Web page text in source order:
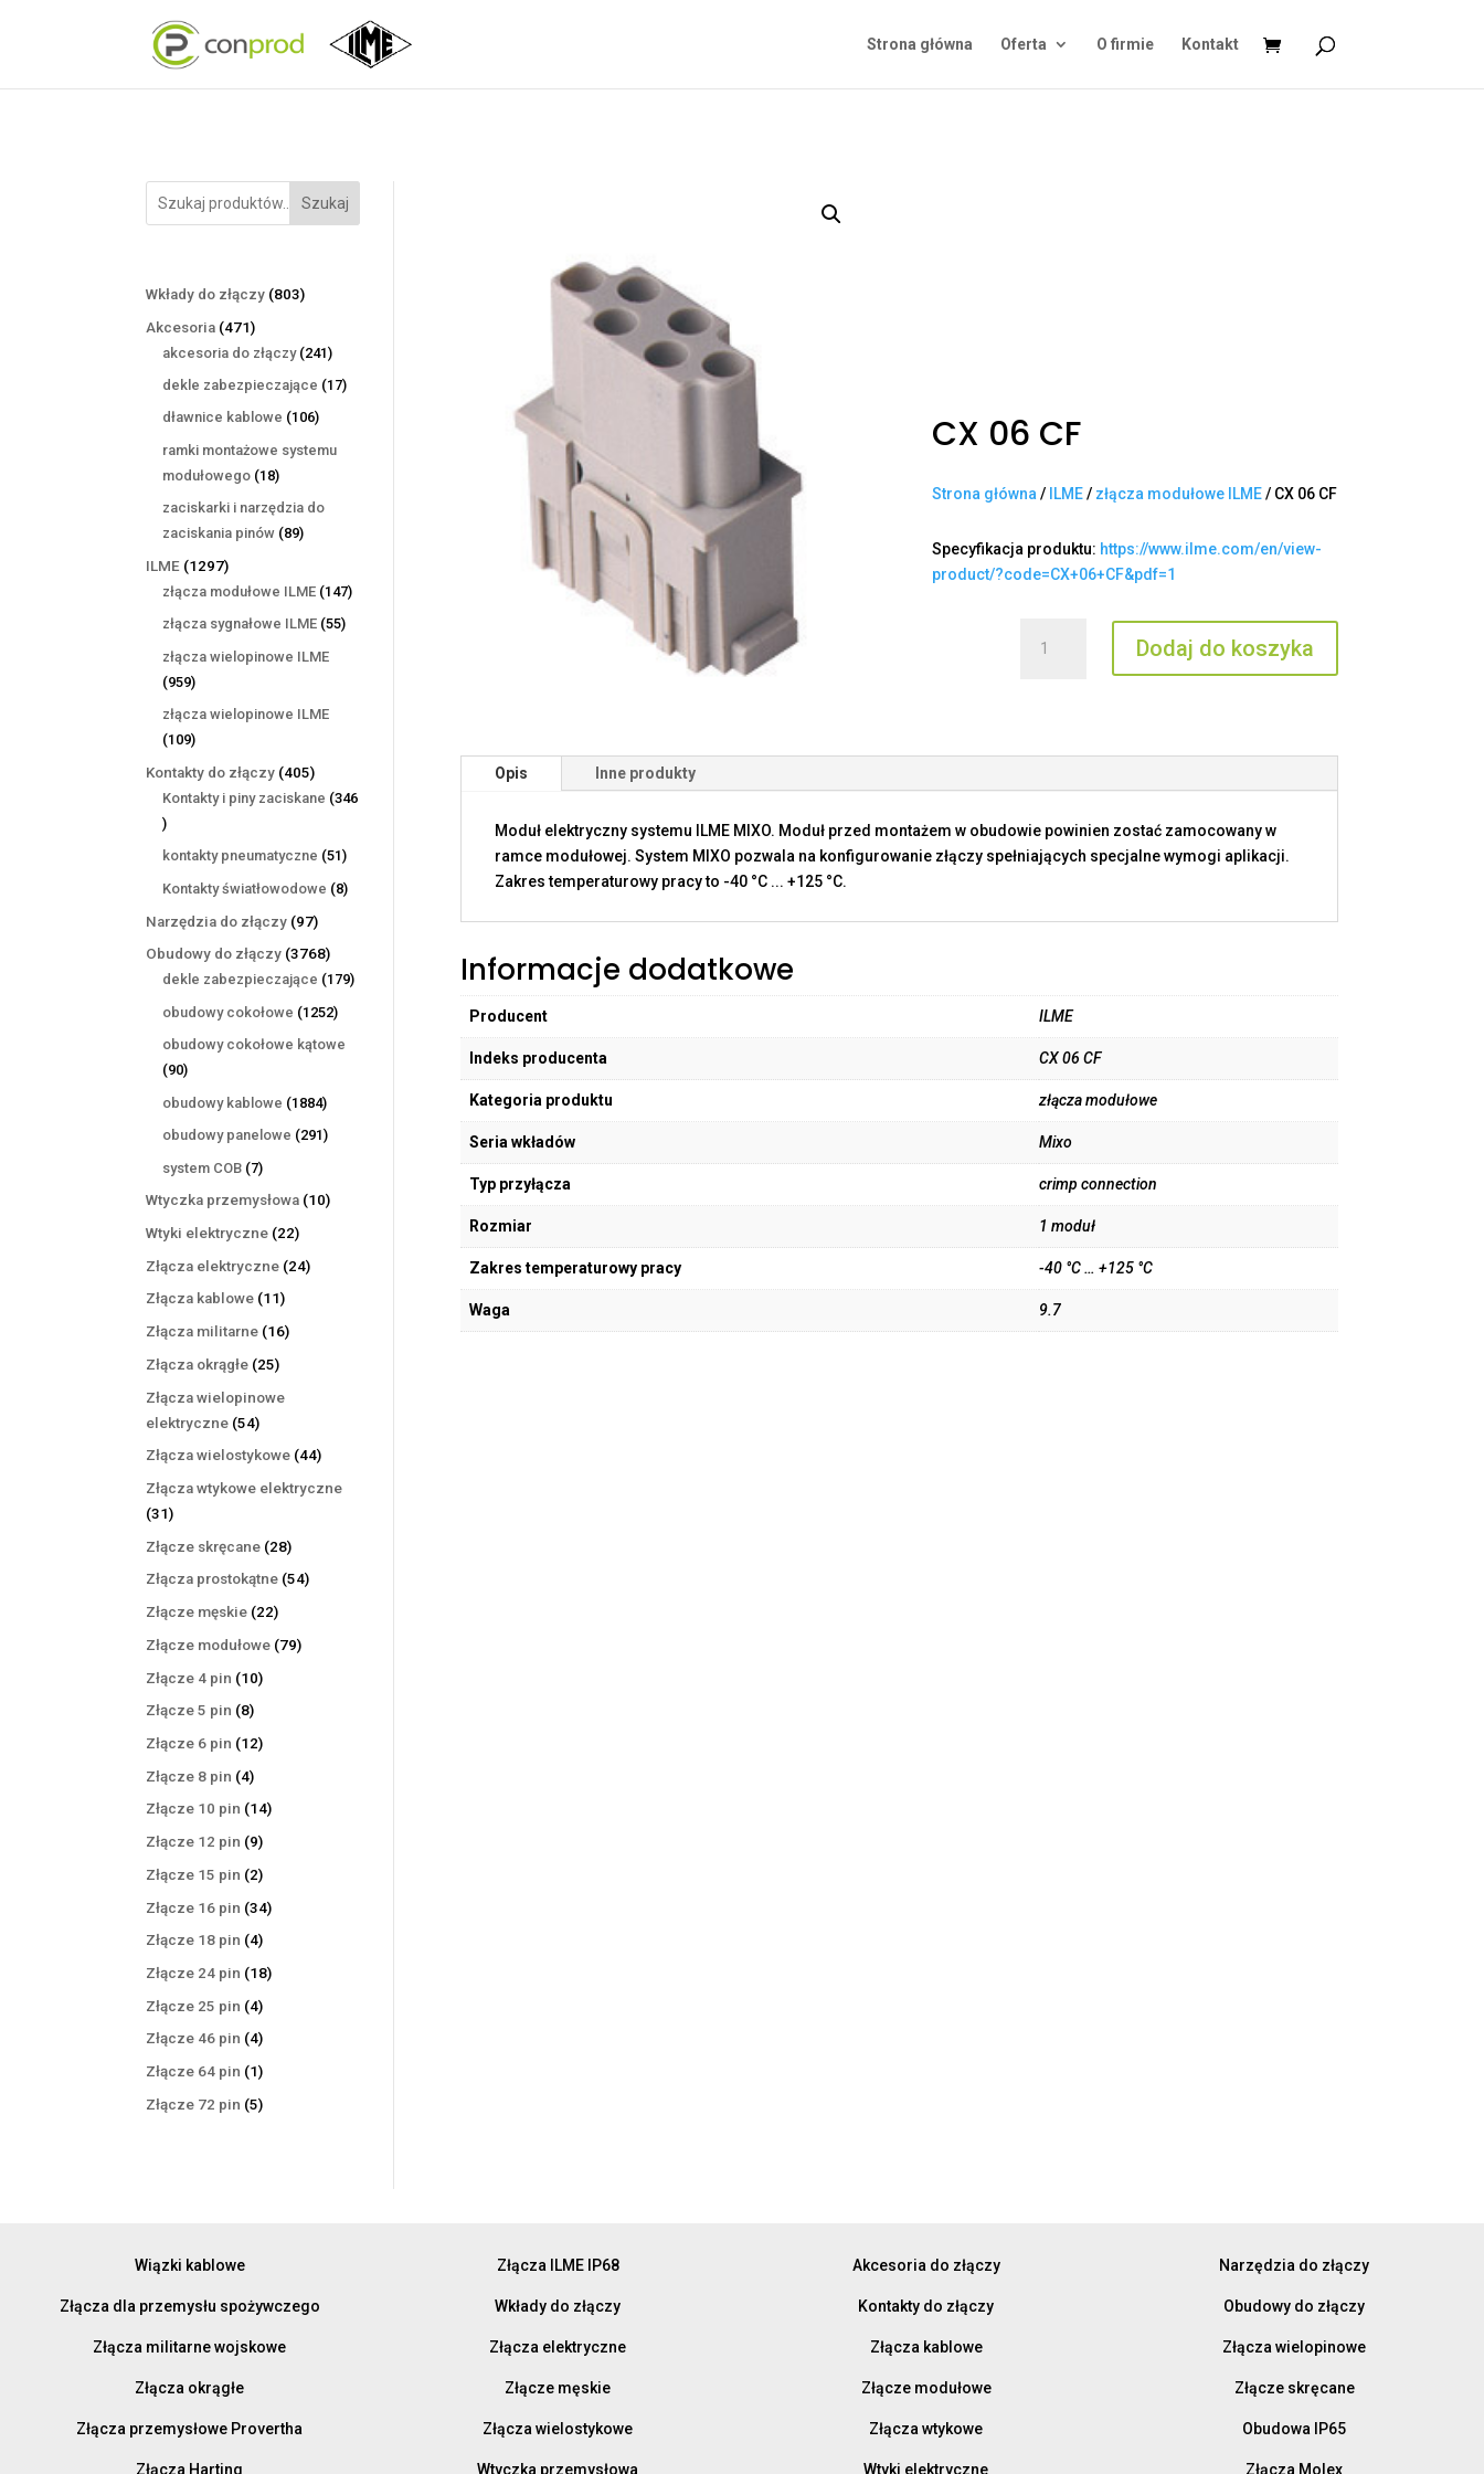
Strona główna Oferta O firmie Kontakt
Szukaj
Wkłady do złączy 803803
Akcesoria 471471
produktów
akcesoria do złączy 241241
produktów
dekle zabezpieczające 1717
dławnice kablowe 106106
ramki montażowe systemu
modułowego 1818
produktów
zaciskarki i narzędzia do
zaciskania pinów 8989
ILME 12971297
produktów
złącza modułowe ILME 147147
złącza sygnałowe ILME 5555
złącza wielopinowe ILME
959959
produktów
złącza wielopinowe ILME
109109
produktów
Kontakty do złączy 405405
produktów
Kontakty i piny zaciskane 346
346
produktów
kontakty pneumatyczne 5151
produktów
Kontakty światłowodowe 88
Narzędzia do złączy 9797
produktów
Obudowy do złączy 37683768
produktów
dekle zabezpieczające 179179
obudowy cokołowe 12521252
obudowy cokołowe kątowe
9090
produktów
obudowy kablowe 18841884
produkty
obudowy panelowe 291291
system COB 77
produktów
Wtyczka przemysłowa 1010
Wtyki elektryczne 2222
produkty
Złącza elektryczne 2424
Złącza kablowe 1111
produktów
Złącza militarne 1616
Złącza okrągłe 2525
Złącza wielopinowe
elektryczne 5454
produkty
Złącza wielostykowe 4444
Złącza wtykowe elektryczne
3131
produktów
Złącze skręcane 2828
produktów
Złącza prostokątne 5454
Złącze męskie 2222
produkty
Złącze modułowe 7979
Złącze 4 pin 1010
Złącze 5 pin 88
produktów
Złącze 6 pin 1212
Złącze 8 pin 44
produkty
Złącze 10 pin 1414
Złącze 12 pin 99
produktów
Złącze 15 pin 22
produkty
Złącze 16 pin 3434
Złącze 18 pin 44
produkty
Złącze 24 pin 1818
Złącze 25 pin 44
produkty
Złącze 46 pin 44
produkty
Złącze 64 pin 11
produkt
Złącze 72 pin 55
CX 06 CF
Strona główna / ILME/ złącza modułowe ILME/ CX 06 CF
Specyfikacja produktu: https://www.ilme.com/en/view-
product/?code=CX+06+CF&pdf=1
Dodaj do koszyka
Opis Inne produkty
Moduł elektryczny systemu ILME MIXO. Moduł przed montażem w obudowie powinien zostać zamocowany w
ramce modułowej. System MIXO pozwala na konfigurowanie złączy spełniających specjalne wymogi aplikacji.
Zakres temperaturowy pracy to -40 °C ... +125 °C.
Informacje dodatkowe
Producent ILME
Indeks producenta CX 06 CF
Kategoria produktu złącza modułowe
Seria wkładów Mixo
Typ przyłącza crimp connection
Rozmiar 1 moduł
Zakres temperaturowy pracy -40 °C … +125 °C
Waga 9.7
Wiązki kablowe
Złącza dla przemysłu spożywczego
Złącza militarne wojskowe
Złącza okrągłe
Złącza przemysłowe Provertha
Złącza Harting
Złącza ILME IP68
Wkłady do złączy
Złącza elektryczne
Złącze męskie
Złącza wielostykowe
Wtyczka przemysłowa
Akcesoria do złączy
Kontakty do złączy
Złącza kablowe
Złącze modułowe
Złącza wtykowe
Wtyki elektryczne
Narzędzia do złączy
Obudowy do złączy
Złącza wielopinowe
Złącze skręcane
Obudowa IP65
Złącza Molex